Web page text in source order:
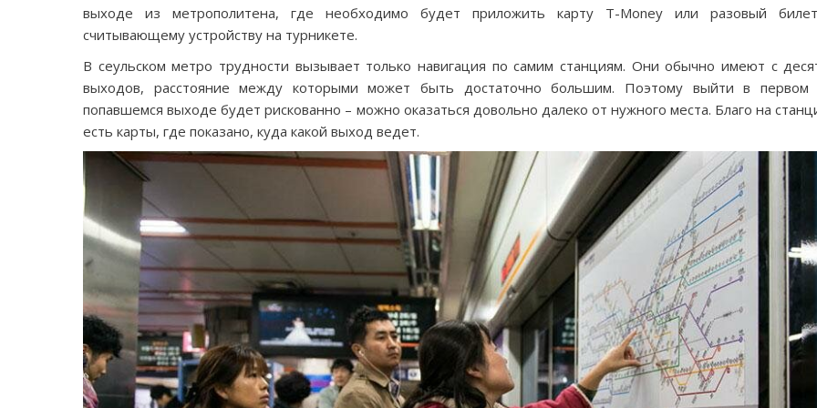
выходе из метрополитена, где необходимо будет приложить карту T-Money или разовый
считывающему устройству на турникете.
В сеульском метро трудности вызывает только навигация по самим станциям. Они обычно имеют с
выходов, расстояние между которыми может быть достаточно большим. Поэтому выйти в
попавшемся выходе будет рискованно – можно оказаться довольно далеко от нужного места. Благо на
есть карты, где показано, куда какой выход ведет.